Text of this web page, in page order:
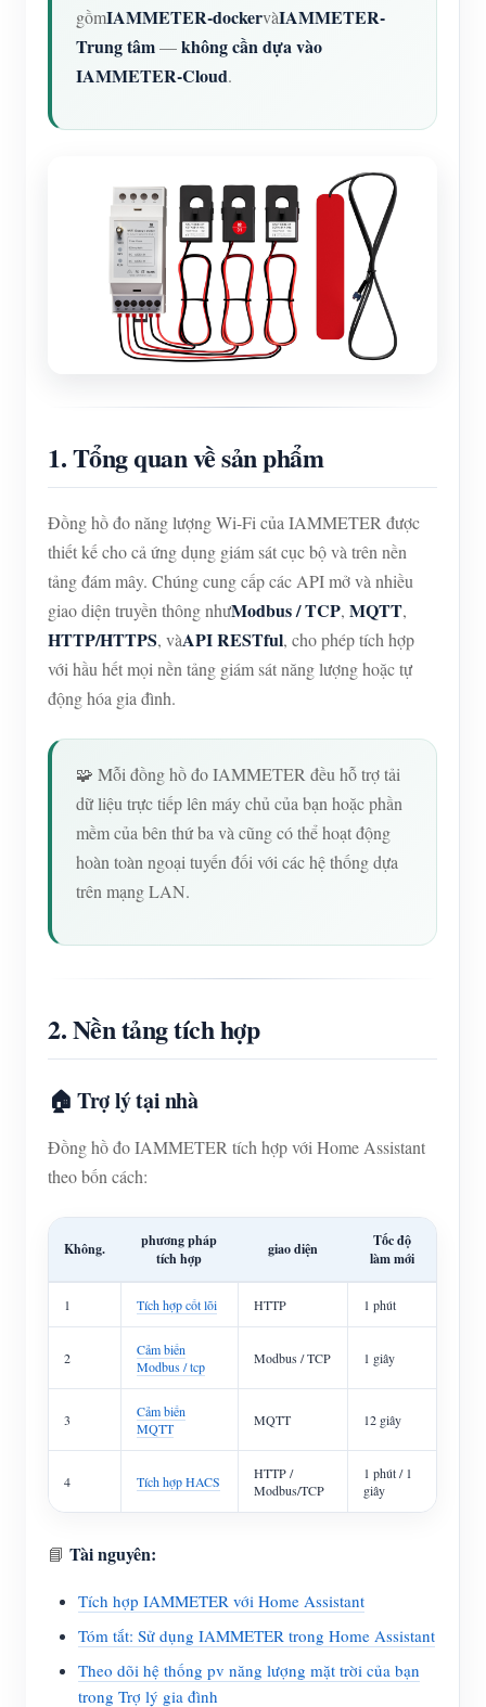
gồmIAMMETER-dockervàIAMMETER-
Trung tâm—không cần dựa vào
IAMMETER-Cloud.
1. Tổng quan về sản phẩm
Đồng hồ đo năng lượng Wi-Fi của IAMMETER được
thiết kế cho cả ứng dụng giám sát cục bộ và trên nền
tảng đám mây. Chúng cung cấp các API mở và nhiều
giao diện truyền thông nhưModbus / TCP, MQTT,
HTTP/HTTPS, vàAPI RESTful, cho phép tích hợp
với hầu hết mọi nền tảng giám sát năng lượng hoặc tự
động hóa gia đình.
🧩 Mỗi đồng hồ đo IAMMETER đều hỗ trợ tải
dữ liệu trực tiếp lên máy chủ của bạn hoặc phần
mềm của bên thứ ba và cũng có thể hoạt động
hoàn toàn ngoại tuyến đối với các hệ thống dựa
trên mạng LAN.
2. Nền tảng tích hợp
🏠 Trợ lý tại nhà
Đồng hồ đo IAMMETER tích hợp với Home Assistant
theo bốn cách:
Không.
phương pháp
tích hợp
giao diện
Tốc độ
làm mới
1 Tích hợp cốt lõi HTTP 1 phút
2
Cảm biến
Modbus / tcp
Modbus / TCP 1 giây
3
Cảm biến
MQTT
MQTT 12 giây
4 Tích hợp HACS
HTTP /
Modbus/TCP
1 phút / 1
giây
📘 Tài nguyên:
Tích hợp IAMMETER với Home Assistant
Tóm tắt: Sử dụng IAMMETER trong Home Assistant
Theo dõi hệ thống pv năng lượng mặt trời của bạn
trong Trợ lý gia đình